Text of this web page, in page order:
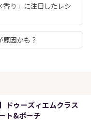
り」に注目したレシ
因かも？
ドゥーズィエムクラス
ト&ポーチ